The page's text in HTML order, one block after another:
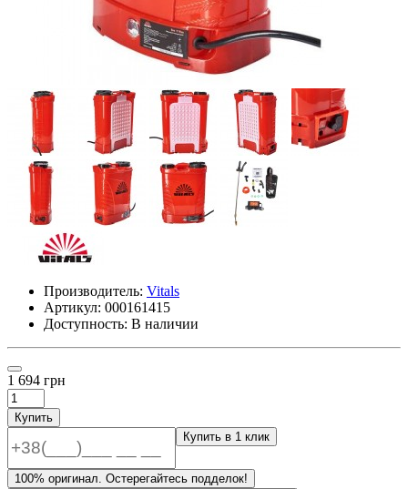
Производитель: Vitals
Артикул: 000161415
Доступность: В наличии
1 694 грн
Купить
Купить в 1 клик
100% оригинал. Остерегайтесь подделок!